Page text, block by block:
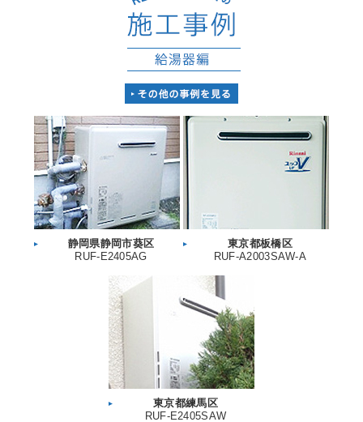
静岡県静岡市葵区
RUF-E2405AG
東京都板橋区
RUF-A2003SAW-A
東京都練馬区
RUF-E2405SAW